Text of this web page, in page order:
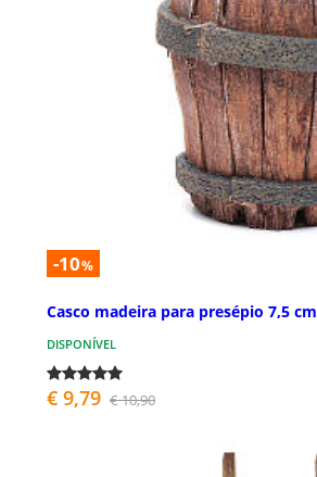
-10%
Casco madeira para presépio 7,5 cm
DISPONÍVEL
€ 9,79 € 10,90